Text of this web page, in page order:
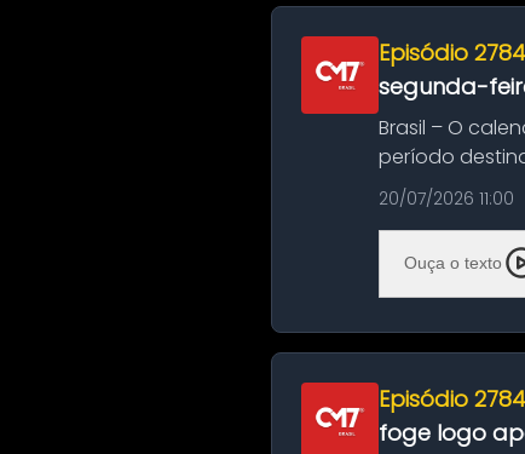
Episódio
segunda-
Brasil – O
período
oficializa...
20/07/2026 11:00
Ouça o texto
Episódio
foge logo